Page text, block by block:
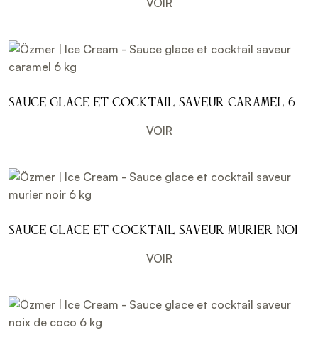
VOIR
Sauce glace et cocktail saveur caramel 6
VOIR
Sauce glace et cocktail saveur murier noir
VOIR